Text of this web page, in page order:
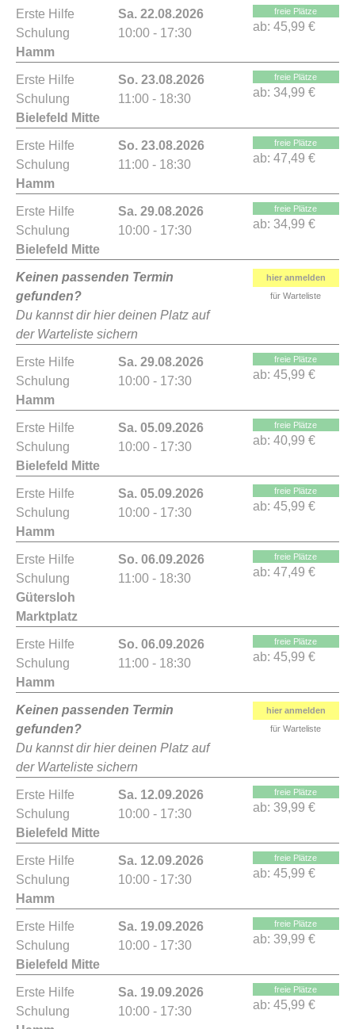
Erste Hilfe
Schulung
Hamm
Sa. 22.08.2026
10:00 - 17:30
freie Plätze
ab: 45,99 €
Erste Hilfe
Schulung
Bielefeld Mitte
So. 23.08.2026
11:00 - 18:30
freie Plätze
ab: 34,99 €
Erste Hilfe
Schulung
Hamm
So. 23.08.2026
11:00 - 18:30
freie Plätze
ab: 47,49 €
Erste Hilfe
Schulung
Bielefeld Mitte
Sa. 29.08.2026
10:00 - 17:30
freie Plätze
ab: 34,99 €
Keinen passenden Termin
gefunden?
Du kannst dir hier deinen Platz auf
der Warteliste sichern
hier anmelden
für Warteliste
Erste Hilfe
Schulung
Hamm
Sa. 29.08.2026
10:00 - 17:30
freie Plätze
ab: 45,99 €
Erste Hilfe
Schulung
Bielefeld Mitte
Sa. 05.09.2026
10:00 - 17:30
freie Plätze
ab: 40,99 €
Erste Hilfe
Schulung
Hamm
Sa. 05.09.2026
10:00 - 17:30
freie Plätze
ab: 45,99 €
Erste Hilfe
Schulung
Gütersloh
Marktplatz
So. 06.09.2026
11:00 - 18:30
freie Plätze
ab: 47,49 €
Erste Hilfe
Schulung
Hamm
So. 06.09.2026
11:00 - 18:30
freie Plätze
ab: 45,99 €
Keinen passenden Termin
gefunden?
Du kannst dir hier deinen Platz auf
der Warteliste sichern
hier anmelden
für Warteliste
Erste Hilfe
Schulung
Bielefeld Mitte
Sa. 12.09.2026
10:00 - 17:30
freie Plätze
ab: 39,99 €
Erste Hilfe
Schulung
Hamm
Sa. 12.09.2026
10:00 - 17:30
freie Plätze
ab: 45,99 €
Erste Hilfe
Schulung
Bielefeld Mitte
Sa. 19.09.2026
10:00 - 17:30
freie Plätze
ab: 39,99 €
Erste Hilfe
Schulung
Sa. 19.09.2026
10:00 - 17:30
freie Plätze
ab: 45,99 €